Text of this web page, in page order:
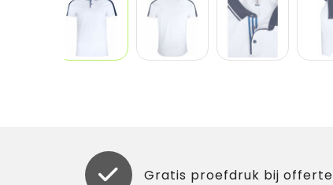
Gratis proefdruk bij offerte